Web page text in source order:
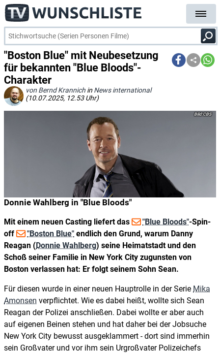
"Boston Blue" mit Neubesetzung
für bekannten "Blue Bloods"-
Charakter
von Bernd Krannich in News international
(10.07.2025, 12.53 Uhr)
Donnie Wahlberg in "Blue Bloods"
CBS
Mit einem neuen Casting liefert das "Blue Bloods"-Spin-
off
"Boston Blue" endlich den Grund, warum Danny
Reagan (Donnie Wahlberg) seine Heimatstadt und den
Schoß seiner Familie in New York City zugunsten von
Boston verlassen hat: Er folgt seinem Sohn Sean.
Für diesen wurde in einer neuen Hauptrolle in der Serie Mika
Amonsen verpflichtet. Wie es dabei heißt, wollte sich Sean
Reagan der Polizei anschließen. Dabei wollte er aber auch
auf eigenen Beinen stehen und hat daher bei der Jobsuche
New York City bewusst ausgeklammert - dort sind immerhin
sein Großvater und vor ihm sein Urgroßvater Polizeichefs